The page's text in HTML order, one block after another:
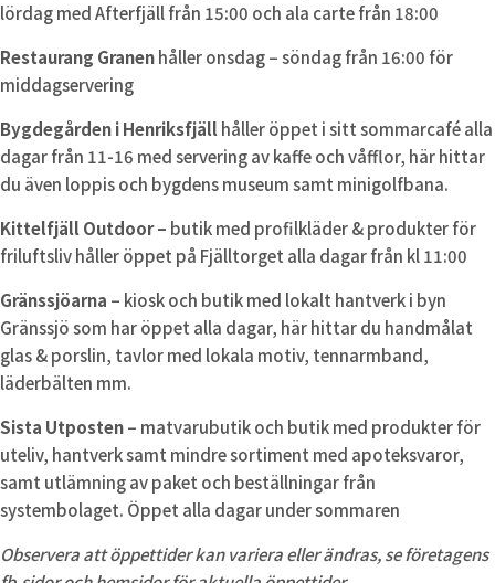
lördag med Afterfjäll från 15:00 och ala carte från 18:00
Restaurang Granenhåller onsdag – söndag från 16:00 för
middagservering
Bygdegården i Henriksfjäll håller öppet i sitt sommarcafé alla
dagar från 11-16 med servering av kaffe och våfflor, här hittar
du även loppis och bygdens museum samt minigolfbana.
Kittelfjäll Outdoor – butik med profilkläder & produkter för
friluftsliv håller öppet på Fjälltorget alla dagar från kl 11:00
Gränssjöarna – kiosk och butik med lokalt hantverk i byn
Gränssjö som har öppet alla dagar, här hittar du handmålat
glas & porslin, tavlor med lokala motiv, tennarmband,
läderbälten mm.
Sista Utposten– matvarubutik och butik med produkter för
uteliv, hantverk samt mindre sortiment med apoteksvaror,
samt utlämning av paket och beställningar från
systembolaget. Öppet alla dagar under sommaren
Observera att öppettider kan variera eller ändras, se företagens